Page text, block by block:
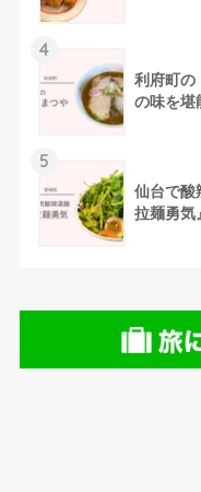
4
利府町の
の味を堪
5
仙台で酸
拉麺勇気